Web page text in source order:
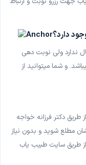
دارد؟
ندارد ولی نوبت دهی
و شما میتوانید از
طریق دکتر فرزانه خواجه
مطلع شوید و بدون نیاز
طریق سایت طبیب یاب